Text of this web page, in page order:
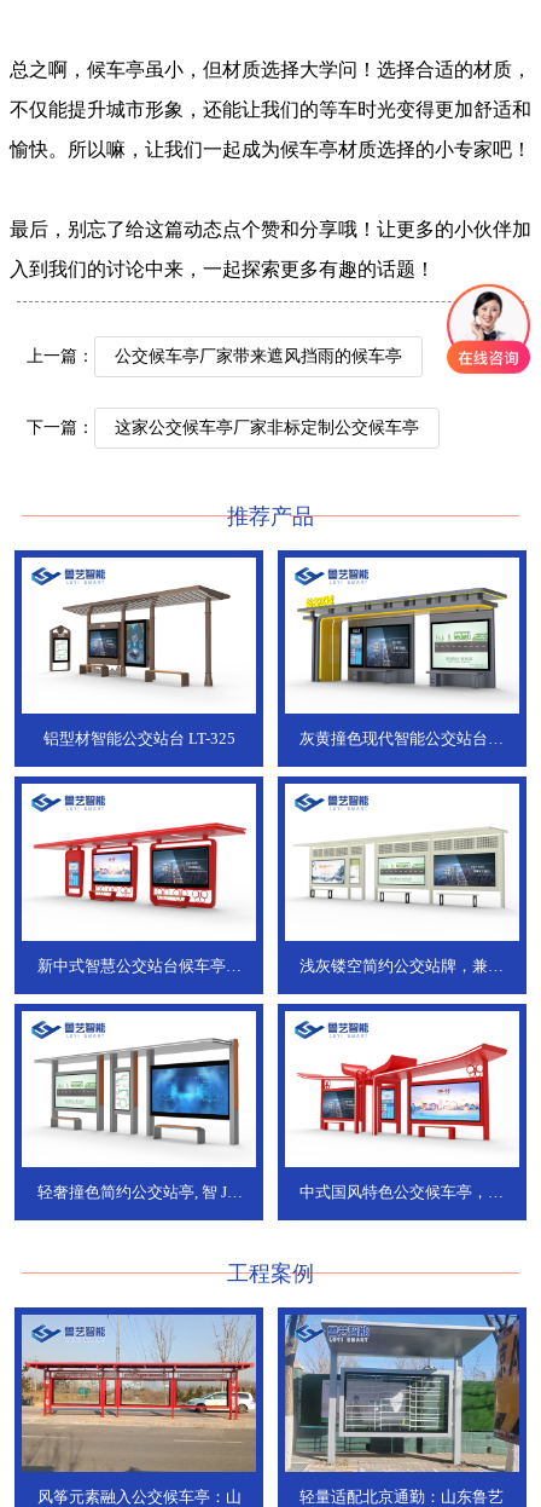
总之啊，候车亭虽小，但材质选择大学问！选择合适的材质，
不仅能提升城市形象，还能让我们的等车时光变得更加舒适和
愉快。所以嘛，让我们一起成为候车亭材质选择的小专家吧！
最后，别忘了给这篇动态点个赞和分享哦！让更多的小伙伴加
入到我们的讨论中来，一起探索更多有趣的话题！
上一篇： 公交候车亭厂家带来遮风挡雨的候车亭
下一篇： 这家公交候车亭厂家非标定制公交候车亭
推荐产品
铝型材智能公交站台 LT-325
灰黄撞色现代智能公交站台，
新中式智慧公交站台候车亭，
浅灰镂空简约公交站牌，兼具
轻奢撞色简约公交站亭, 智 JT-
中式国风特色公交候车亭，承
工程案例
风筝元素融入公交候车亭：山 轻量适配北京通勤：山东鲁艺